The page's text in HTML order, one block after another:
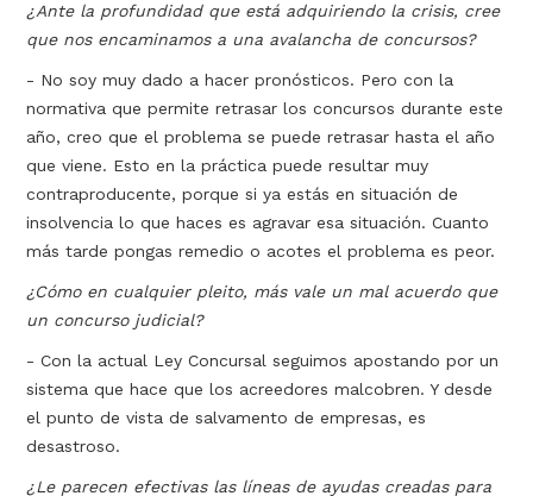
¿Ante la profundidad que está adquiriendo la crisis, cree
que nos encaminamos a una avalancha de concursos?
- No soy muy dado a hacer pronósticos. Pero con la
normativa que permite retrasar los concursos durante este
año, creo que el problema se puede retrasar hasta el año
que viene. Esto en la práctica puede resultar muy
contraproducente, porque si ya estás en situación de
insolvencia lo que haces es agravar esa situación. Cuanto
más tarde pongas remedio o acotes el problema es peor.
¿Cómo en cualquier pleito, más vale un mal acuerdo que
un concurso judicial?
- Con la actual Ley Concursal seguimos apostando por un
sistema que hace que los acreedores malcobren. Y desde
el punto de vista de salvamento de empresas, es
desastroso.
¿Le parecen efectivas las líneas de ayudas creadas para